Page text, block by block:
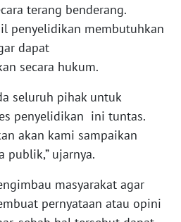
terang benderang.
penyelidikan membutuhkan
dapat
secara hukum.
seluruh pihak untuk
penyelidikan ini tuntas.
akan kami sampaikan
publik,” ujarnya.
masyarakat agar
pernyataan atau opini